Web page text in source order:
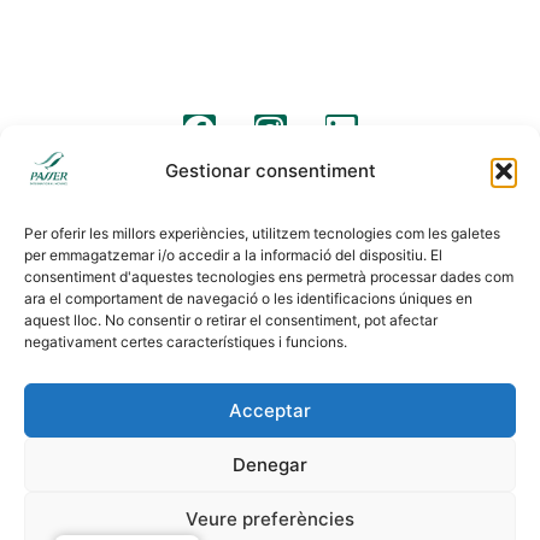
Gestionar consentiment
Per oferir les millors experiències, utilitzem tecnologies com les galetes
per emmagatzemar i/o accedir a la informació del dispositiu. El
consentiment d'aquestes tecnologies ens permetrà processar dades com
ara el comportament de navegació o les identificacions úniques en
aquest lloc. No consentir o retirar el consentiment, pot afectar
negativament certes característiques i funcions.
Acceptar
Denegar
Veure preferències